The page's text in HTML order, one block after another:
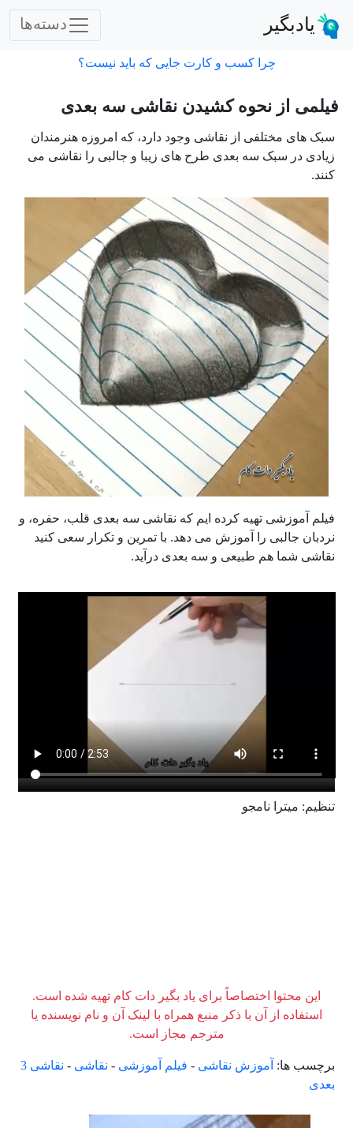
یادبگیر دسته‌ها
چرا کسب و کارت جایی که باید نیست؟
فیلمی از نحوه کشیدن نقاشی سه بعدی
سبک های مختلفی از نقاشی وجود دارد، که امروزه هنرمندان
زیادی در سبک سه بعدی طرح های زیبا و جالبی را نقاشی می
کنند.
فیلم آموزشی تهیه کرده ایم که نقاشی سه بعدی قلب، حفره، و
نردبان جالبی را آموزش می دهد. با تمرین و تکرار سعی کنید
نقاشی شما هم طبیعی و سه بعدی درآید.
تنظیم: میترا نامجو
این محتوا اختصاصاً برای یاد بگیر دات کام تهیه شده است.
استفاده از آن با ذکر منبع همراه با لینک آن و نام نویسنده یا
مترجم مجاز است.
برچسب ها: آموزش نقاشی - فیلم آموزشی - نقاشی -
نقاشی 3
بعدی